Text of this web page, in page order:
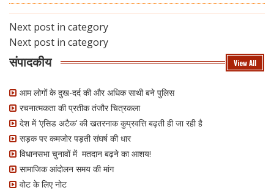
Next post in category
Next post in category
संपादकीय View All
आम लोगों के दुख-दर्द की और अधिक साथी बने पुलिस
रचनात्मकता की प्रतीक तंजौर चित्रकला
देश में ‘एसिड अटैक’ की खतरनाक कुप्रवत्ति बढ़ती ही जा रही है
सड़क पर कमजोर पड़ती संघर्ष की धार
विधानसभा चुनावों में मतदान बढ़ने का आशय!
सामाजिक आंदोलन समय की मांग
वोट के लिए नोट